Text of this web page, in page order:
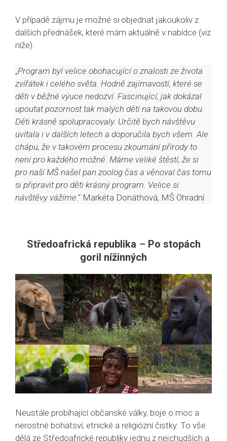
V případě zájmu je možné si objednat jakoukoliv z
dalších přednášek, které mám aktuálně v nabídce (viz
níže).
„Program byl velice obohacující o znalosti ze života
zvířátek i celého světa. Hodně zajímavostí, které se
děti v běžné výuce nedozví. Fascinující, jak dokázal
upoutat pozornost tak malých dětí na takovou dobu.
Děti krásně spolupracovaly. Určitě bych návštěvu
uvítala i v dalších letech a doporučila bych všem. Ale
chápu, že v takovém procesu zkoumání přírody to
není pro každého možné. Máme veliké štěstí, že si
pro naší MŠ našel pan zoolog čas a věnoval čas tomu
si připravit pro děti krásný program. Velice si
návštěvy vážíme .“ Markéta Donáthová, MŠ Ohradní
Středoafrická republika – Po stopách
goril nížinných
Neustále probíhající občanské války, boje o moc a
nerostné bohatsví, etnické a religiózní čistky. To vše
dělá ze Středoafrické republiky jednu z nejchudších a